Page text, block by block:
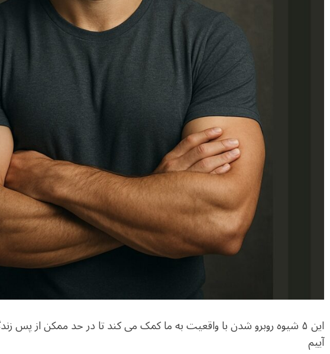
این ۵ شیوه روبرو شدن با واقعیت به ما کمک می کند تا در حد ممکن از پس
آییم